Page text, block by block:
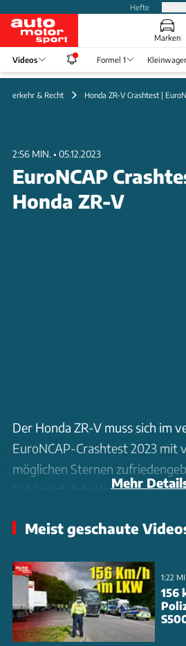
Hefte
Marken
Videos Formel 1
Verkehr & Recht Honda ZR-V Crashtest |
2:56 MIN. • 05.12.2023
EuroNCAP
Honda ZR-V
Der Honda ZR-V muss sich im
EuroNCAP-Crashtest 2023 mit
möglichen Sternen
SUV zeigt dabei besonders beim
Damit gehört der Japaner zu
fünf Sternen verfehlen. Die
dem aktualisierten
Anforderungen wie verbesserte
Fahrzeug und erweiterte
Mehr
Meist geschaute
1:22
156